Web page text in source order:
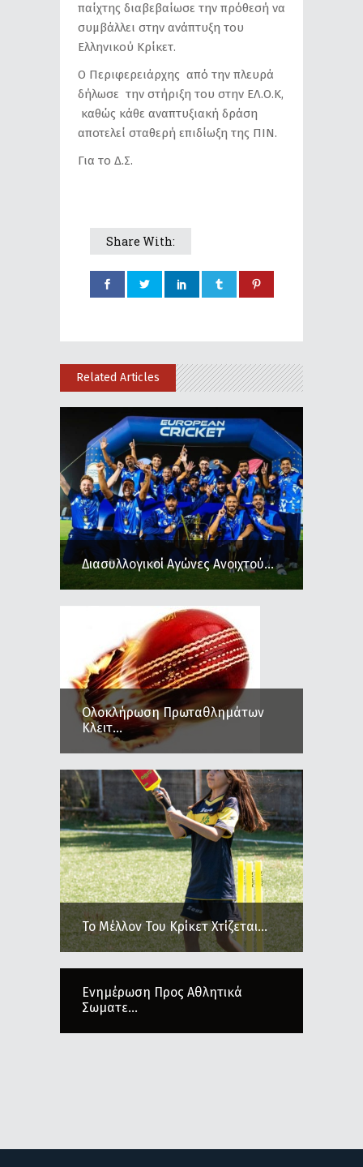
παίχτης διαβεβαίωσε την πρόθεσή να
συμβάλλει στην ανάπτυξη του
Ελληνικού Κρίκετ.
Ο Περιφερειάρχης από την πλευρά
δήλωσε την στήριξη του στην ΕΛ.Ο.Κ,
καθώς κάθε αναπτυξιακή δράση
αποτελεί σταθερή επιδίωξη της ΠΙΝ.
Για το Δ.Σ.
Share With:
Related Articles
Διασυλλογικοί Αγώνες Ανοιχτού...
Ολοκλήρωση Πρωταθλημάτων
Κλειτ...
Το Μέλλον Του Κρίκετ Χτίζεται...
Ενημέρωση Προς Αθλητικά
Σωματε...